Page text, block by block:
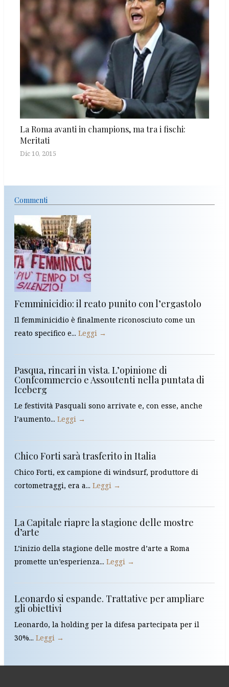
La Roma avanti in champions, ma tra i fischi:
Meritati
Dic 10, 2015
Commenti
Femminicidio: il reato punito con l’ergastolo
Il femminicidio è finalmente riconosciuto come un
reato specifico e... Leggi →
Pasqua, rincari in vista. L’opinione di
Confcommercio e Assoutenti nella puntata di
Iceberg
Le festività Pasquali sono arrivate e, con esse, anche
l’aumento... Leggi →
Chico Forti sarà trasferito in Italia
Chico Forti, ex campione di windsurf, produttore di
cortometraggi, era a... Leggi →
La Capitale riapre la stagione delle mostre
d’arte
L’inizio della stagione delle mostre d’arte a Roma
promette un’esperienza... Leggi →
Leonardo si espande. Trattative per ampliare
gli obiettivi
Leonardo, la holding per la difesa partecipata per il
30%... Leggi →